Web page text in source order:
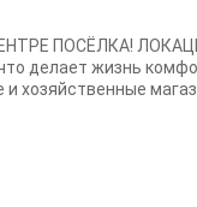
ПОСЁЛКА!
делает жизнь
хозяйственные